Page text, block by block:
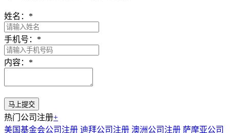
姓名： *
手机号： *
内容： *
热门公司注册+
美国基金会公司注册 迪拜公司注册 澳洲公司注册 萨摩亚公司